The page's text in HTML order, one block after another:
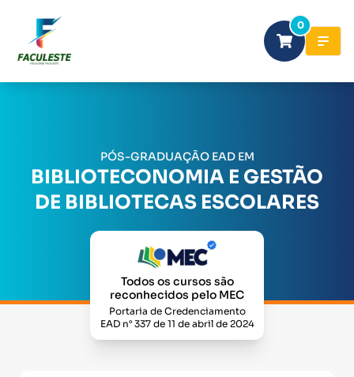
0
PÓS-GRADUAÇÃO EAD EM
BIBLIOTECONOMIA E GESTÃO
DE BIBLIOTECAS ESCOLARES
Todos os cursos são
reconhecidos pelo MEC
Portaria de Credenciamento
EAD n° 337 de 11 de abril de 2024